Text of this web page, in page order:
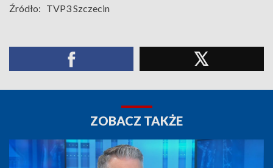
Źródło: TVP3 Szczecin
ZOBACZ TAKŻE